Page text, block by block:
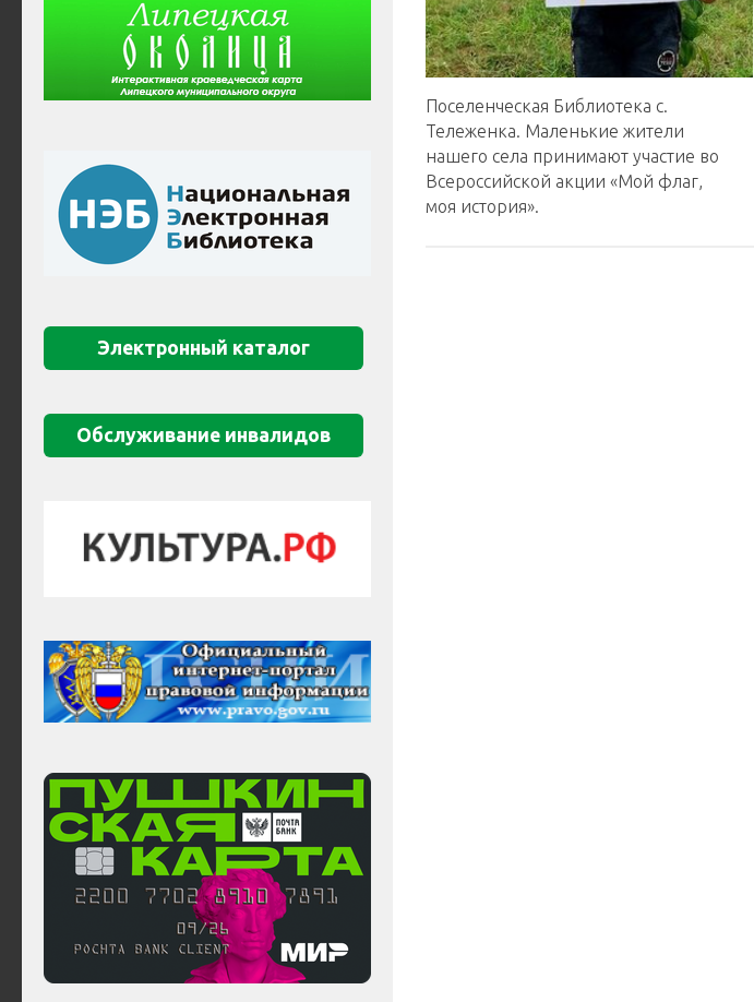
Поселенческая Библиотека с.
Тележенка. Маленькие жители
нашего села принимают участие во
Всероссийской акции «Мой флаг,
моя история».
Электронный каталог
Обслуживание инвалидов